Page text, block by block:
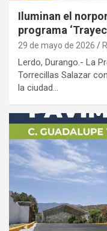
Iluminan el
programa
29 de mayo de 2026
Lerdo, Durango.- La
Torrecillas Salazar
la ciudad…